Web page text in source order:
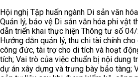
Hội nghị Tập huấn ngành Di sản văn
Quản lý, bảo vệ Di sản văn hóa phi vật
dẫn triển khai thực hiện Thông tư số
Hướng dẫn quản lý, thu chi tài chính
công đức, tài trợ cho di tích và hoạt
tích; Vai trò của việc chuẩn bị nội dung
dự án xây dựng và trưng bày bảo tàng;